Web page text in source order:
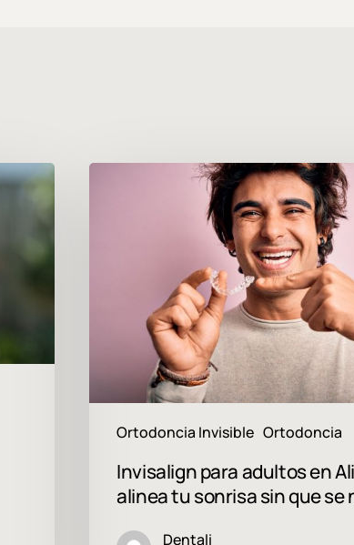
Ortodoncia Invisible Ortodoncia
Invisalign
se
note
Invisalign para adultos en
alinea tu sonrisa sin que se
Dentali